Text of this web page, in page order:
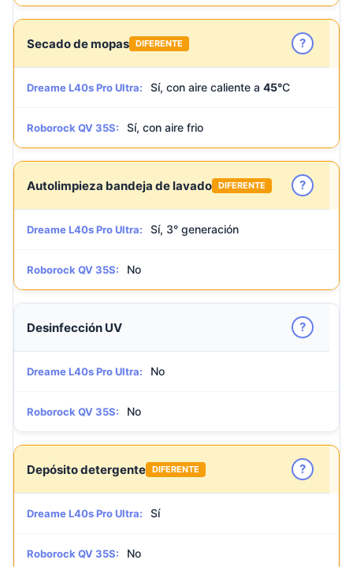
Secado de mopas DIFERENTE ?
Dreame L40s Pro Ultra: Sí, con aire caliente a 45°C
Roborock QV 35S: Sí, con aire frio
Autolimpieza bandeja de lavado DIFERENTE ?
Dreame L40s Pro Ultra: Sí, 3° generación
Roborock QV 35S: No
Desinfección UV ?
Dreame L40s Pro Ultra: No
Roborock QV 35S: No
Depósito detergente DIFERENTE ?
Dreame L40s Pro Ultra: Sí
Roborock QV 35S: No